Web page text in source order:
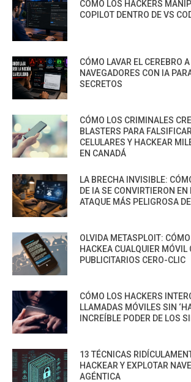
CÓMO LOS HACKERS
COPILOT DENTRO DE VS
CÓMO LAVAR EL CEREBRO
NAVEGADORES CON IA
SECRETOS
CÓMO LOS CRIMINALES
BLASTERS PARA
CELULARES Y HACKEAR
EN CANADÁ
LA BRECHA INVISIBLE:
DE IA SE CONVIRTIERON EN
ATAQUE MÁS PELIGROSA
OLVIDA METASPLOIT:
HACKEA CUALQUIER MÓVIL
PUBLICITARIOS CERO-CLIC
CÓMO LOS HACKERS
LLAMADAS MÓVILES SIN
INCREÍBLE PODER DE LOS
13 TÉCNICAS
HACKEAR Y EXPLOTAR
AGÉNTICA